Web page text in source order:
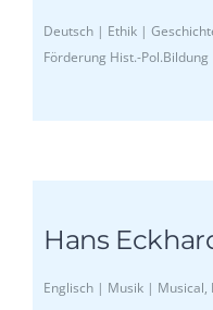
Deutsch | Ethik |
Förderung Hist.-Pol.Bildung
Hans
Englisch | Musik | Musical,